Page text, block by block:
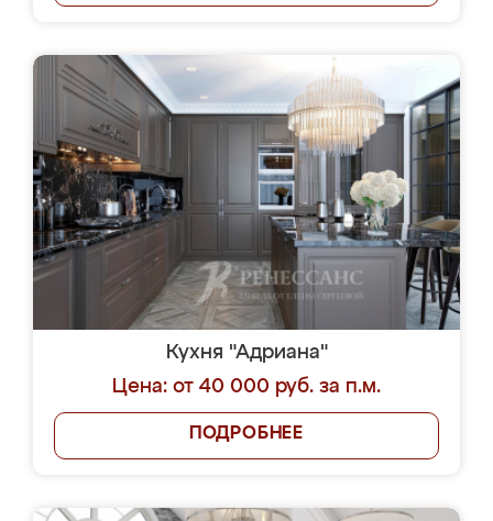
Кухня "Адриана"
Цена: от 40 000 руб. за п.м.
ПОДРОБНЕЕ